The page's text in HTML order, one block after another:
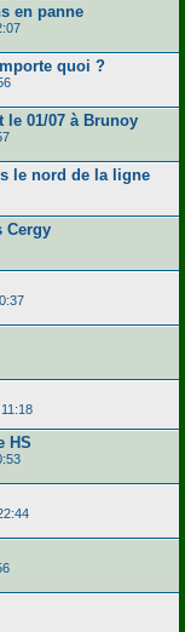
en panne
quoi ?
01/07 à Brunoy
le nord de la ligne
Cergy
HS